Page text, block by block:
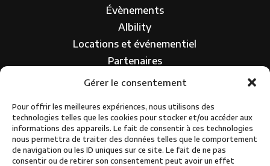
Gérer le consentement
Pour offrir les meilleures expériences, nous utilisons des
technologies telles que les cookies pour stocker et/ou accéder aux
informations des appareils. Le fait de consentir à ces technologies
nous permettra de traiter des données telles que le comportement
de navigation ou les ID uniques sur ce site. Le fait de ne pas
consentir ou de retirer son consentement peut avoir un effet
Évènements
Albility
Locations et événementiel
Partenaires
Contact